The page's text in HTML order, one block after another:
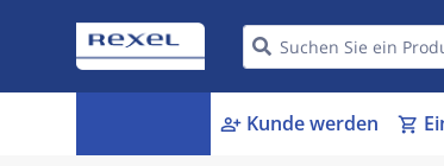
person_add Kunde werden shopping_cart